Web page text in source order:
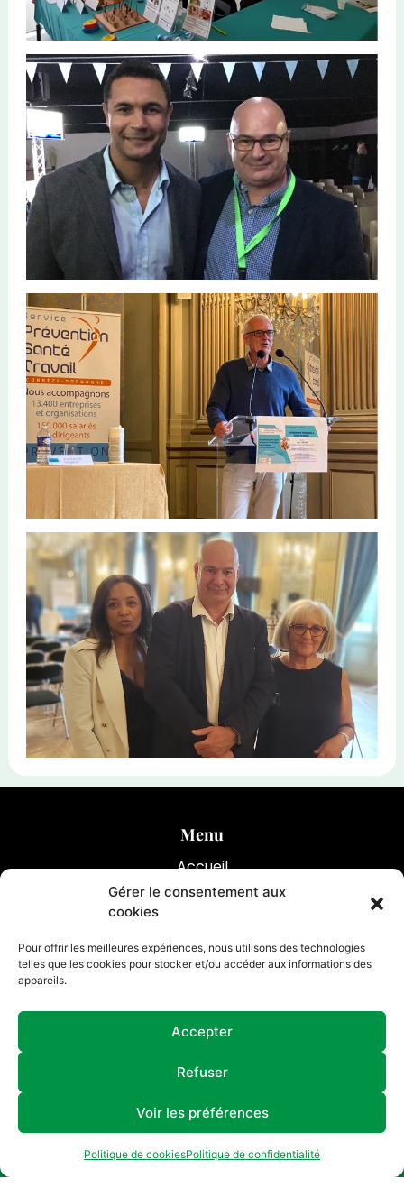
Gérer le consentement aux
cookies
Pour offrir les meilleures expériences, nous utilisons des technologies
telles que les cookies pour stocker et/ou accéder aux informations des
appareils.
Accepter
Refuser
Voir les préférences
Politique de cookiesPolitique de confidentialité
Menu
Accueil
Optimiser votre assurance emprunteur
Réalisations
07 61 56 16 51